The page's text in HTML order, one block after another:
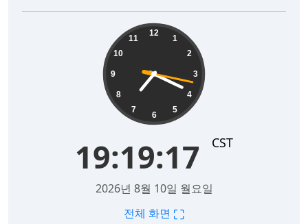
12
1
2
3
4
5
6
7
8
9
10
11
19:19:18 CST
2026년 8월 10일 월요일
전체 화면 ⛶